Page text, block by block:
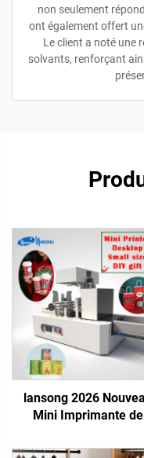
non seulement
ont également offert
Le client a noté une
solvants, renforçant
lansong 2026
Mini Imprimante de
Alimentation en Une